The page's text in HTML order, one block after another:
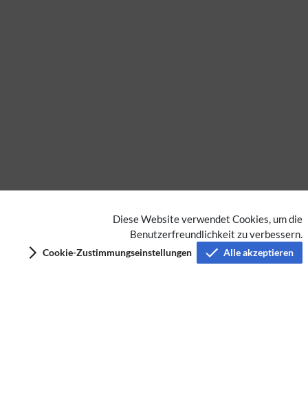
Diese Website verwendet Cookies, um die
Benutzerfreundlichkeit zu verbessern.
Cookie-Zustimmungseinstellungen Alle akzeptieren
Keine Kategorien vergeben